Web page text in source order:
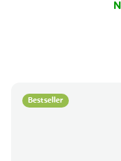
Bestseller